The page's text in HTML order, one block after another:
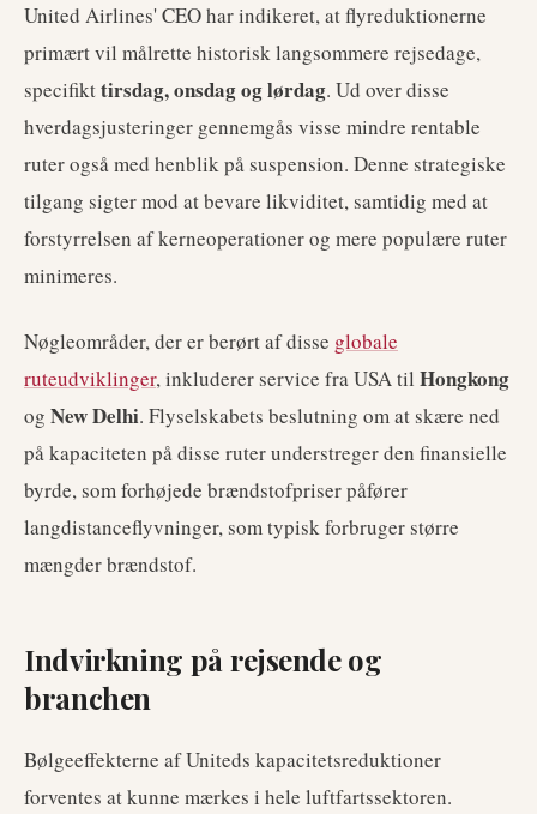
United Airlines' CEO har indikeret, at flyreduktionerne
primært vil målrette historisk langsommere rejsedage,
specifikttirsdag, onsdag og lørdag. Ud over disse
hverdagsjusteringer gennemgås visse mindre rentable
ruter også med henblik på suspension. Denne strategiske
tilgang sigter mod at bevare likviditet, samtidig med at
forstyrrelsen af kerneoperationer og mere populære ruter
minimeres.
Nøgleområder, der er berørt af disse globale
ruteudviklinger, inkluderer service fra USA til Hongkong
og New Delhi. Flyselskabets beslutning om at skære ned
på kapaciteten på disse ruter understreger den finansielle
byrde, som forhøjede brændstofpriser påfører
langdistanceflyvninger, som typisk forbruger større
mængder brændstof.
Indvirkning på rejsende og
branchen
Bølgeeffekterne af Uniteds kapacitetsreduktioner
forventes at kunne mærkes i hele luftfartssektoren.